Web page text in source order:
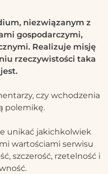
niezwiązanym z
gospodarczymi,
Realizuje misję
rzeczywistości taka
czy wchodzenia
polemikę.
unikać jakichkolwiek
wartościami serwisu
szczerość, rzetelność i